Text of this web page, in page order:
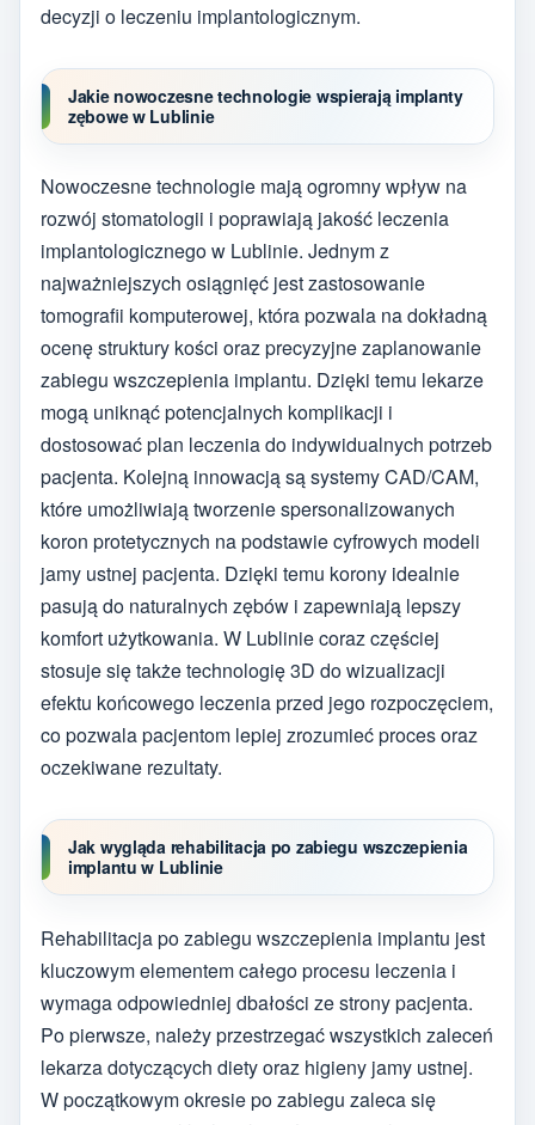
decyzji o leczeniu implantologicznym.
Jakie nowoczesne technologie wspierają implanty
zębowe w Lublinie
Nowoczesne technologie mają ogromny wpływ na
rozwój stomatologii i poprawiają jakość leczenia
implantologicznego w Lublinie. Jednym z
najważniejszych osiągnięć jest zastosowanie
tomografii komputerowej, która pozwala na dokładną
ocenę struktury kości oraz precyzyjne zaplanowanie
zabiegu wszczepienia implantu. Dzięki temu lekarze
mogą uniknąć potencjalnych komplikacji i
dostosować plan leczenia do indywidualnych potrzeb
pacjenta. Kolejną innowacją są systemy CAD/CAM,
które umożliwiają tworzenie spersonalizowanych
koron protetycznych na podstawie cyfrowych modeli
jamy ustnej pacjenta. Dzięki temu korony idealnie
pasują do naturalnych zębów i zapewniają lepszy
komfort użytkowania. W Lublinie coraz częściej
stosuje się także technologię 3D do wizualizacji
efektu końcowego leczenia przed jego rozpoczęciem,
co pozwala pacjentom lepiej zrozumieć proces oraz
oczekiwane rezultaty.
Jak wygląda rehabilitacja po zabiegu wszczepienia
implantu w Lublinie
Rehabilitacja po zabiegu wszczepienia implantu jest
kluczowym elementem całego procesu leczenia i
wymaga odpowiedniej dbałości ze strony pacjenta.
Po pierwsze, należy przestrzegać wszystkich zaleceń
lekarza dotyczących diety oraz higieny jamy ustnej.
W początkowym okresie po zabiegu zaleca się